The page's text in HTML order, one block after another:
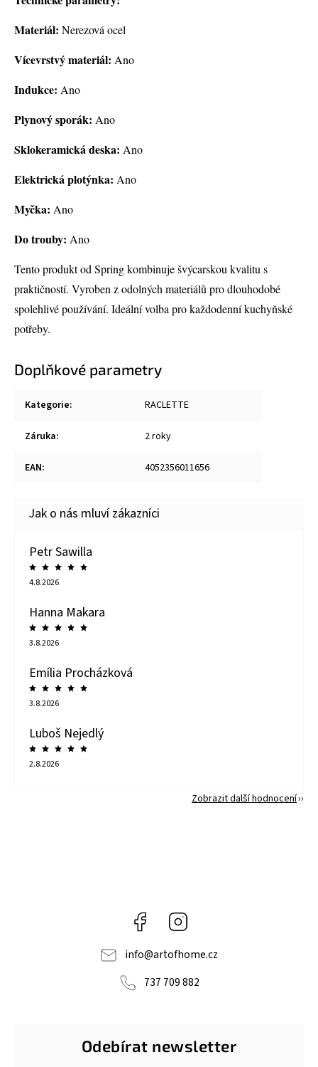
Materiál: Nerezová ocel
Vícevrstvý materiál: Ano
Indukce: Ano
Plynový sporák: Ano
Sklokeramická deska: Ano
Elektrická plotýnka: Ano
Myčka: Ano
Do trouby: Ano
Tento produkt od Spring kombinuje švýcarskou kvalitu s
praktičností. Vyroben z odolných materiálů pro dlouhodobé
spolehlivé používání. Ideální volba pro každodenní kuchyňské
potřeby.
Doplňkové parametry
Kategorie: RACLETTE
Záruka: 2 roky
EAN: 4052356011656
Petr Sawilla
4.8.2026
Hanna Makara
3.8.2026
Emília Procházková
3.8.2026
Luboš Nejedlý
2.8.2026
Zobrazit další hodnocení
Facebook
info@artofhome.cz
737 709 882
Odebírat newsletter